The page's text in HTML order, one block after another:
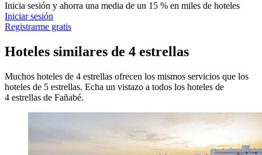
Inicia sesión y ahorra una media de un 15 % en miles de hoteles
Iniciar sesión
Registrarme gratis
Hoteles similares de 4 estrellas
Muchos hoteles de 4 estrellas ofrecen los mismos servicios que los
hoteles de 5 estrellas. Echa un vistazo a todos los hoteles de
4 estrellas de Fañabé.